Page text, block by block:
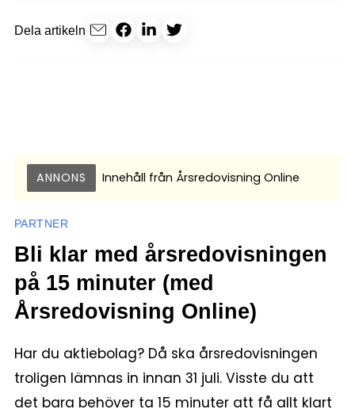
Dela artikeln
ANNONS Innehåll från Årsredovisning Online
PARTNER
Bli klar med årsredovisningen
på 15 minuter (med
Årsredovisning Online)
Har du aktiebolag? Då ska årsredovisningen
troligen lämnas in innan 31 juli. Visste du att
det bara behöver ta 15 minuter att få allt klart